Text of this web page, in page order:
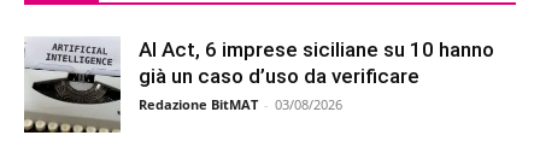
AI Act, 6 imprese siciliane su 10 hanno
già un caso d’uso da verificare
Redazione BitMAT - 03/08/2026